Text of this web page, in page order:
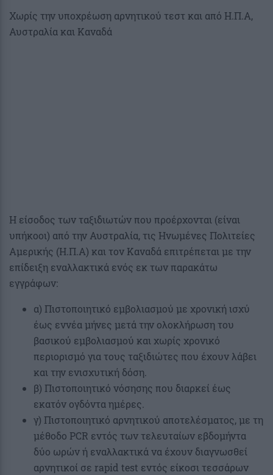
Χωρίς την υποχρέωση αρνητικού τεστ και από Η.Π.Α,
Αυστραλία και Καναδά
Η είσοδος των ταξιδιωτών που προέρχονται (είναι
υπήκοοι) από την Αυστραλία, τις Ηνωμένες Πολιτείες
Αμερικής (Η.Π.Α) και τον Καναδά επιτρέπεται με την
επίδειξη εναλλακτικά ενός εκ των παρακάτω
εγγράφων:
α) Πιστοποιητικό εμβολιασμού με χρονική ισχύ
έως εννέα μήνες μετά την ολοκλήρωση του
βασικού εμβολιασμού και χωρίς χρονικό
περιορισμό για τους ταξιδιώτες που έχουν λάβει
και την ενισχυτική δόση.
β) Πιστοποιητικό νόσησης που διαρκεί έως
εκατόν ογδόντα ημέρες.
γ) Πιστοποιητικό αρνητικού αποτελέσματος, με τη
μέθοδο PCR εντός των τελευταίων εβδομήντα
δύο ωρών ή εναλλακτικά να έχουν διαγνωσθεί
αρνητικοί σε rapid test εντός είκοσι τεσσάρων